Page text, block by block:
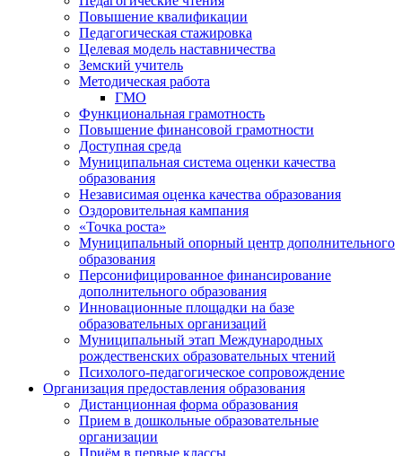
Повышение квалификации
Педагогическая стажировка
Целевая модель наставничества
Земский учитель
Методическая работа
ГМО
Функциональная грамотность
Повышение финансовой грамотности
Доступная среда
Муниципальная система оценки качества
образования
Независимая оценка качества образования
Оздоровительная кампания
«Точка роста»
Муниципальный опорный центр дополнительного
образования
Персонифицированное финансирование
дополнительного образования
Инновационные площадки на базе
образовательных организаций
Муниципальный этап Международных
рождественских образовательных чтений
Психолого-педагогическое сопровождение
Организация предоставления образования
Дистанционная форма образования
Прием в дошкольные образовательные
организации